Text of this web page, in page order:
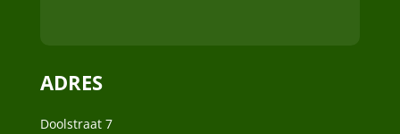
ADRES
Doolstraat 7